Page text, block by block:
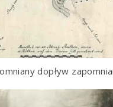
dopływ